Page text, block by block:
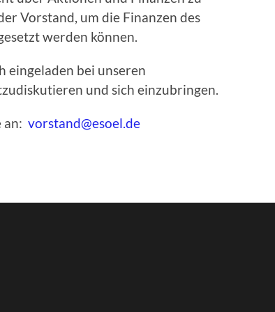
Vorstand, um die Finanzen des
werden können.
eingeladen bei unseren
und sich einzubringen.
an: vorstand@esoel.de